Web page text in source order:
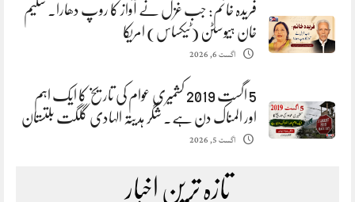
فریدہ خانم: جب غزل نے آواز کا روپ دھارا. سلیم
خان ہیوسٹن (ٹیکساس) امریکا
اگست 6, 2026
5 اگست 2019 کشمیری عوام کی تاریخ کا ایک اہم
اور المناک دن ہے. شگر ہدیتہ الہادی گلگت بلتستان
اگست 5, 2026
تازہ ترین اخبار